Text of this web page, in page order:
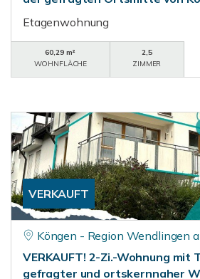
Etagenwohnung
60,29 m²
WOHNFLÄCHE
2,5
ZIMMER
VERKAUFT
Köngen - Region Wendlingen
VERKAUFT! 2-Zi.-Wohnung mit
gefragter und ortskernnaher